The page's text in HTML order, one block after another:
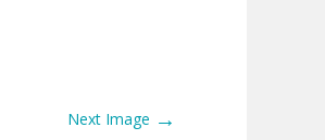
Next Image →